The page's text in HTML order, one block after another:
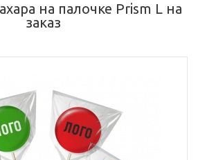
на палочке Prism L на
заказ